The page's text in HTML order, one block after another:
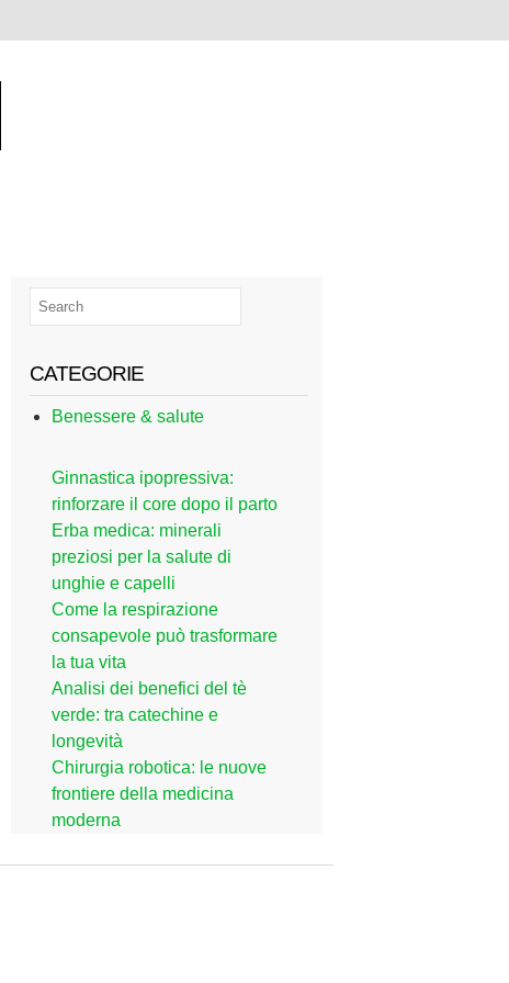
CATEGORIE
Benessere & salute
Ginnastica ipopressiva:
rinforzare il core dopo il parto
Erba medica: minerali
preziosi per la salute di
unghie e capelli
Come la respirazione
consapevole può trasformare
la tua vita
Analisi dei benefici del tè
verde: tra catechine e
longevità
Chirurgia robotica: le nuove
frontiere della medicina
moderna